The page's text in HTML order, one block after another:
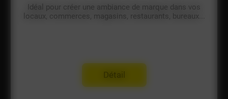
Idéal pour créer une ambiance de marque dans vos
locaux, commerces, magasins, restaurants, bureaux...
Détail